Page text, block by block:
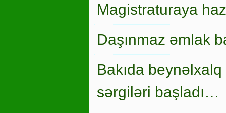
Magistraturaya
Daşınmaz əmlak
Bakıda beynəlxalq
sərgiləri başladı…